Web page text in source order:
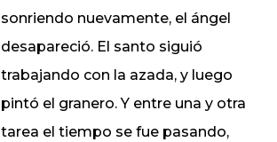
sonriendo nuevamente, el ángel
desapareció. El santo siguió
trabajando con la azada, y luego
pintó el granero. Y entre una y otra
tarea el tiempo se fue pasando,